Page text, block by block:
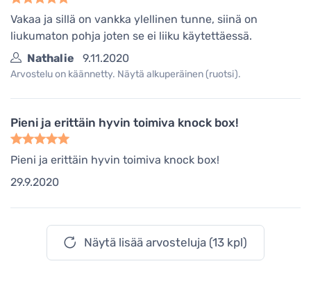
Vakaa ja sillä on vankka ylellinen tunne, siinä on
liukumaton pohja joten se ei liiku käytettäessä.
Nathalie
9.11.2020
Arvostelu on käännetty. Näytä alkuperäinen (ruotsi).
Pieni ja erittäin hyvin toimiva knock box!
Pieni ja erittäin hyvin toimiva knock box!
29.9.2020
Näytä lisää arvosteluja (13 kpl)